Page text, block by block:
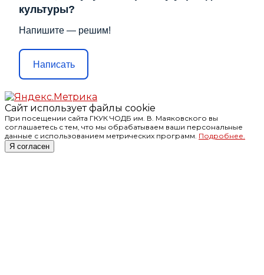
культуры?
Напишите — решим!
Написать
Сайт использует файлы cookie
При посещении сайта ГКУК ЧОДБ им. В. Маяковского вы
соглашаетесь с тем, что мы обрабатываем ваши персональные
данные с использованием метрических программ. Подробнее.
Я согласен